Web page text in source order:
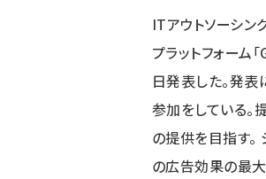
ITアウトソーシン
プラットフォーム
日発表した。発
参加をしている。
の提供を目指す。
の広告効果の最大